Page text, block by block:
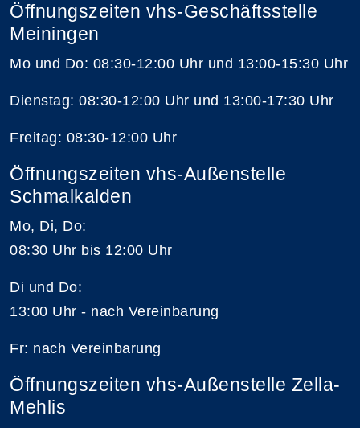
Öffnungszeiten vhs-Geschäftsstelle
Meiningen
Mo und Do: 08:30-12:00 Uhr und 13:00-15:30 Uhr
Dienstag: 08:30-12:00 Uhr und 13:00-17:30 Uhr
Freitag: 08:30-12:00 Uhr
Öffnungszeiten vhs-Außenstelle
Schmalkalden
Mo, Di, Do:
08:30 Uhr bis 12:00 Uhr
Di und Do:
13:00 Uhr - nach Vereinbarung
Fr: nach Vereinbarung
Öffnungszeiten vhs-Außenstelle Zella-
Mehlis